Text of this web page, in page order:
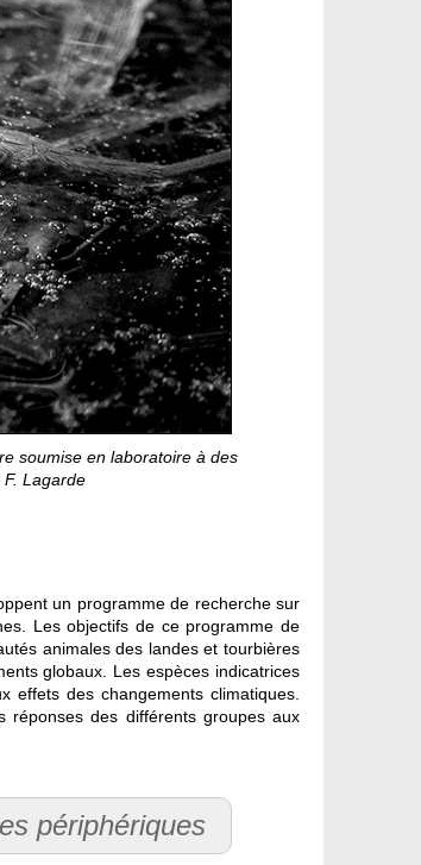
soumise en laboratoire à des
Lagarde
un programme de recherche sur
Les objectifs de ce programme de
animales des landes et tourbières
globaux. Les espèces indicatrices
effets des changements climatiques.
réponses des différents groupes aux
périphériques